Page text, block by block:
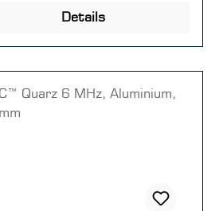
Details